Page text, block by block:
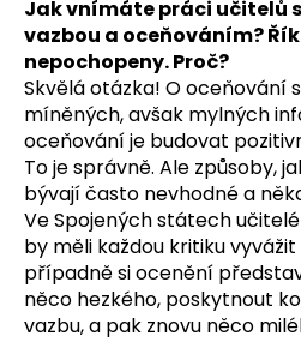
Jak vnímáte práci učitelů
vazbou a oceňováním?
nepochopeny. Proč?
Skvělá otázka! O oceňování
míněných, avšak mylných
oceňování je budovat
To je správně. Ale způsoby,
bývají často nevhodné a
Ve Spojených státech
by měli každou kritiku
případně si ocenění
něco hezkého, poskytnout
vazbu, a pak znovu něco